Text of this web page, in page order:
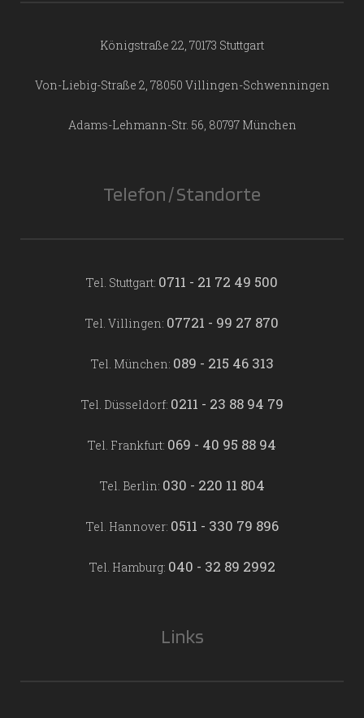
Königstraße 22, 70173 Stuttgart
Von-Liebig-Straße 2, 78050 Villingen-Schwenningen
Adams-Lehmann-Str. 56, 80797 München
Telefon / Standorte
Tel. Stuttgart: 0711 - 21 72 49 500
Tel. Villingen: 07721 - 99 27 870
Tel. München: 089 - 215 46 313
Tel. Düsseldorf: 0211 - 23 88 94 79
Tel. Frankfurt: 069 - 40 95 88 94
Tel. Berlin: 030 - 220 11 804
Tel. Hannover: 0511 - 330 79 896
Tel. Hamburg: 040 - 32 89 2992
Links